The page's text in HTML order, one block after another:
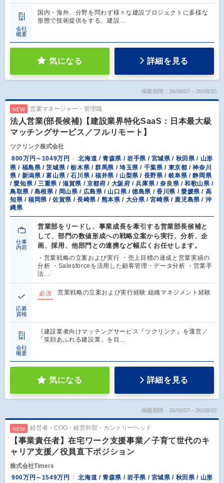
会社
概要
国内・海外、分野を問わず様々な建設プロジェクトに多様な
形態で技術提供をする、建設…
気になる 詳細を見る
掲載期間：26/08/07～26/08/20
NEW 営業マネージャー・管理職
法人営業(部長候補)【建設業界特化SaaS：日本最大級
マッチングサービス／フルリモート】
ツクリンク株式会社
800万円～1049万円
北海道 / 青森県 / 岩手県 / 宮城県 / 秋田県 / 山形
県 / 福島県 / 茨城県 / 栃木県 / 群馬県 / 埼玉県 / 千葉県 / 東京都 / 神奈川
県 / 新潟県 / 富山県 / 石川県 / 福井県 / 山梨県 / 長野県 / 岐阜県 / 静岡県
/ 愛知県 / 三重県 / 滋賀県 / 京都府 / 大阪府 / 兵庫県 / 奈良県 / 和歌山県 /
鳥取県 / 島根県 / 岡山県 / 広島県 / 山口県 / 徳島県 / 香川県 / 愛媛県 / 高
知県 / 福岡県 / 佐賀県 / 長崎県 / 熊本県 / 大分県 / 宮崎県 / 鹿児島県 / 沖
縄県
仕事
内容
営業部をリードし、事業成長を牽引する営業部長候補と
して、部門の数値形成への戦略立案から実行、分析、企
画、採用、他部門との連携など幅広くお任せします。
・営業戦略の立案および実行 ・売上目標の達成と営業実績の
分析 ・Salesforceを活用した顧客管理・データ分析 ・営業手
法…
応募
資格
必須 営業戦略の立案および実行経験 組織マネジメント経験
会社
概要
《建設業者向けマッチングサービス『ツクリンク』を運営／
「笑顔あふれる建設業」を目…
気になる 詳細を見る
掲載期間：26/08/07～26/08/20
NEW 経営者・COO・経営幹部・カントリーヘッド
【事業責任者】在宅ワーク支援事業／子育て世代のキ
ャリア支援／役員直下ポジション
株式会社Timers
900万円～1549万円
北海道 / 青森県 / 岩手県 / 宮城県 / 秋田県 / 山形